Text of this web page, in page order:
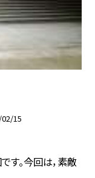
15
す。今回は，素敵